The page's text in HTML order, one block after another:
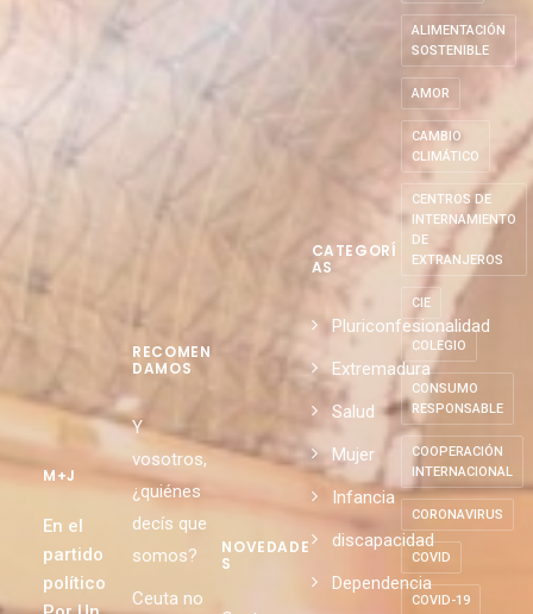
M+J
En el
partido
político
RECOMEN
DAMOS
Y
vosotros,
¿quiénes
decís que
somos?
Ceuta no
NOVEDADE
S
CATEGORÍ
AS
Pluriconfesionalidad
Extremadura
Salud
Mujer
Infancia
discapacidad
Dependencia
ALIMENTACIÓN
SOSTENIBLE
AMOR
CAMBIO
CLIMÁTICO
CENTROS DE
INTERNAMIENTO
DE
EXTRANJEROS
CIE
COLEGIO
CONSUMO
RESPONSABLE
COOPERACIÓN
INTERNACIONAL
CORONAVIRUS
COVID
COVID-19